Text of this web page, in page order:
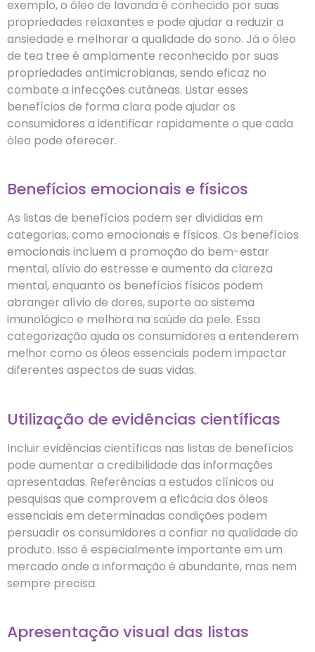
exemplo, o óleo de lavanda é conhecido por suas
propriedades relaxantes e pode ajudar a reduzir a
ansiedade e melhorar a qualidade do sono. Já o óleo
de tea tree é amplamente reconhecido por suas
propriedades antimicrobianas, sendo eficaz no
combate a infecções cutâneas. Listar esses
benefícios de forma clara pode ajudar os
consumidores a identificar rapidamente o que cada
óleo pode oferecer.
Benefícios emocionais e físicos
As listas de benefícios podem ser divididas em
categorias, como emocionais e físicos. Os benefícios
emocionais incluem a promoção do bem-estar
mental, alívio do estresse e aumento da clareza
mental, enquanto os benefícios físicos podem
abranger alívio de dores, suporte ao sistema
imunológico e melhora na saúde da pele. Essa
categorização ajuda os consumidores a entenderem
melhor como os óleos essenciais podem impactar
diferentes aspectos de suas vidas.
Utilização de evidências científicas
Incluir evidências científicas nas listas de benefícios
pode aumentar a credibilidade das informações
apresentadas. Referências a estudos clínicos ou
pesquisas que comprovem a eficácia dos óleos
essenciais em determinadas condições podem
persuadir os consumidores a confiar na qualidade do
produto. Isso é especialmente importante em um
mercado onde a informação é abundante, mas nem
sempre precisa.
Apresentação visual das listas